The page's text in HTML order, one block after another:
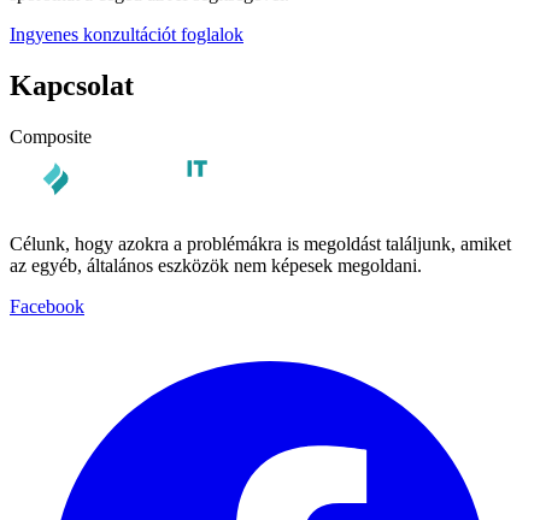
Ingyenes konzultációt foglalok
Kapcsolat
Composite
Célunk, hogy azokra a problémákra is megoldást találjunk, amiket
az egyéb, általános eszközök nem képesek megoldani.
Facebook